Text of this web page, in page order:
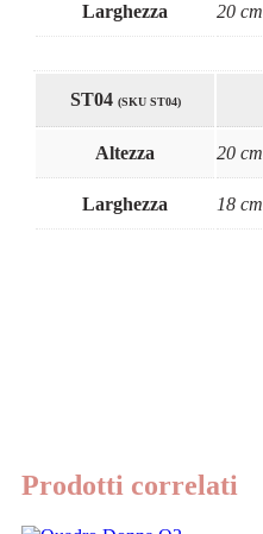
Larghezza 20 cm
ST04 (SKU ST04)
Altezza 20 cm
Larghezza 18 cm
Prodotti correlati